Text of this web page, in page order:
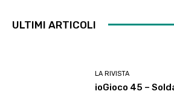
ULTIMI ARTICOLI
LA RIVISTA
ioGioco 45 –